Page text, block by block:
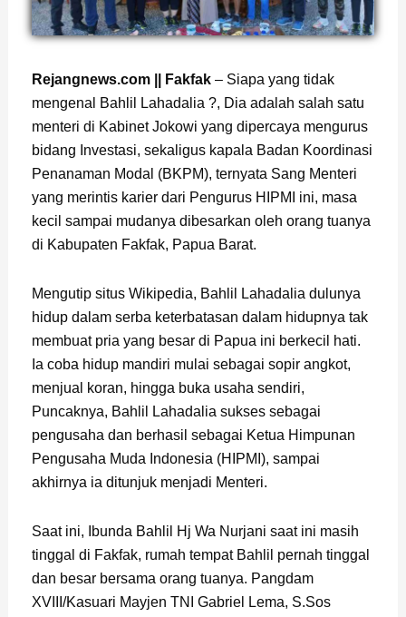
Rejangnews.com || Fakfak– Siapa yang tidak
mengenal Bahlil Lahadalia ?, Dia adalah salah satu
menteri di Kabinet Jokowi yang dipercaya mengurus
bidang Investasi, sekaligus kapala Badan Koordinasi
Penanaman Modal (BKPM), ternyata Sang Menteri
yang merintis karier dari Pengurus HIPMI ini, masa
kecil sampai mudanya dibesarkan oleh orang tuanya
di Kabupaten Fakfak, Papua Barat.
Mengutip situs Wikipedia, Bahlil Lahadalia dulunya
hidup dalam serba keterbatasan dalam hidupnya tak
membuat pria yang besar di Papua ini berkecil hati.
Ia coba hidup mandiri mulai sebagai sopir angkot,
menjual koran, hingga buka usaha sendiri,
Puncaknya, Bahlil Lahadalia sukses sebagai
pengusaha dan berhasil sebagai Ketua Himpunan
Pengusaha Muda Indonesia (HIPMI), sampai
akhirnya ia ditunjuk menjadi Menteri.
Saat ini, Ibunda Bahlil Hj Wa Nurjani saat ini masih
tinggal di Fakfak, rumah tempat Bahlil pernah tinggal
dan besar bersama orang tuanya. Pangdam
XVIII/Kasuari Mayjen TNI Gabriel Lema, S.Sos